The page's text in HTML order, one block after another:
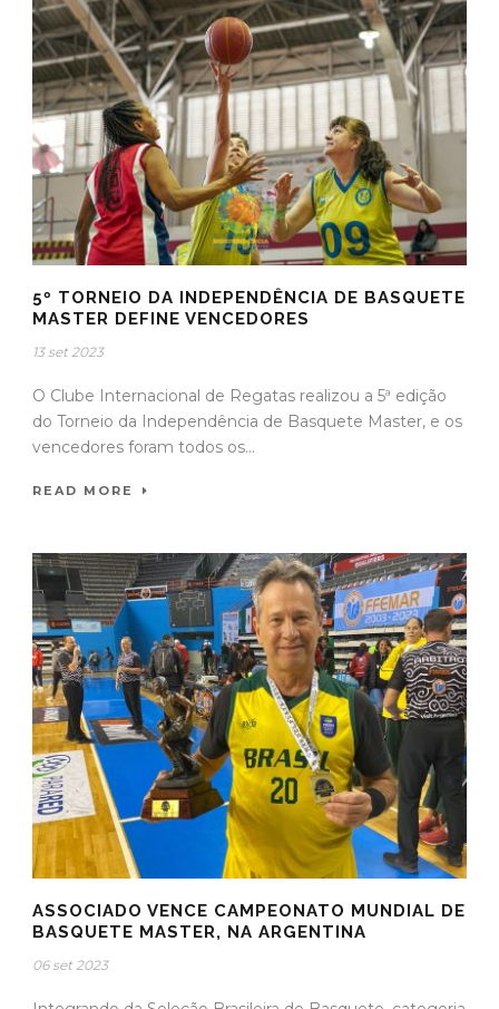
5º TORNEIO DA INDEPENDÊNCIA DE BASQUETE
MASTER DEFINE VENCEDORES
13 set 2023
O Clube Internacional de Regatas realizou a 5ª edição
do Torneio da Independência de Basquete Master, e os
vencedores foram todos os...
READ MORE
ASSOCIADO VENCE CAMPEONATO MUNDIAL DE
BASQUETE MASTER, NA ARGENTINA
06 set 2023